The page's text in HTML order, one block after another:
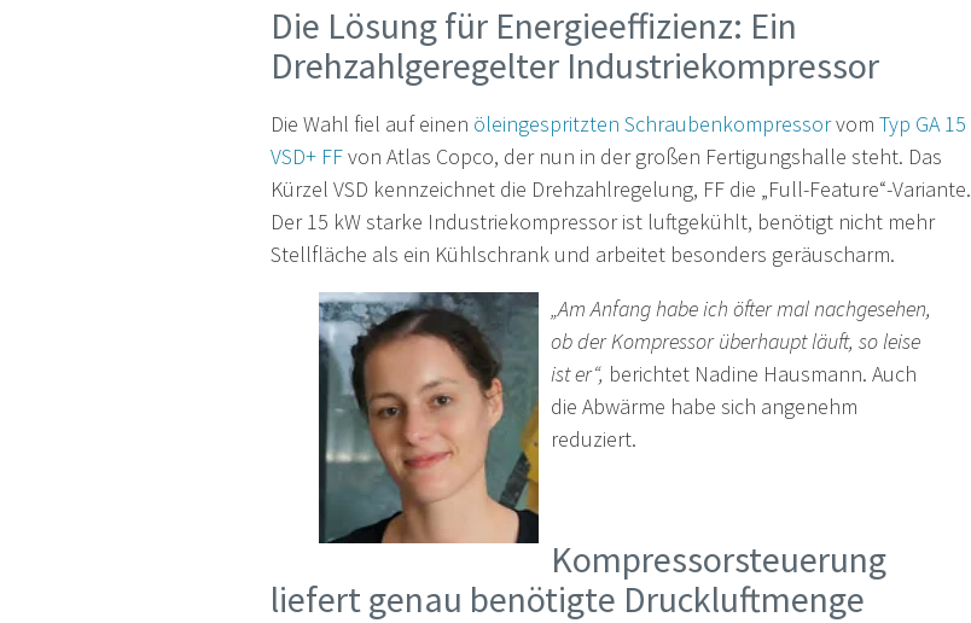
Die Lösung für Energieeffizienz: Ein
Drehzahlgeregelter Industriekompressor
Die Wahl fiel auf einen öleingespritzten Schraubenkompressorvom Typ GA 15
VSD+ FFvon Atlas Copco, der nun in der großen Fertigungshalle steht. Das
Kürzel VSD kennzeichnet die Drehzahlregelung, FF die „Full-Feature“-Variante.
Der 15 kW starke Industriekompressor ist luftgekühlt, benötigt nicht mehr
Stellfläche als ein Kühlschrank und arbeitet besonders geräuscharm.
„Am Anfang habe ich öfter mal nachgesehen,
ob der Kompressor überhaupt läuft, so leise
ist er“, berichtet Nadine Hausmann. Auch
die Abwärme habe sich angenehm
reduziert.
Kompressorsteuerung
liefert genau benötigte Druckluftmenge